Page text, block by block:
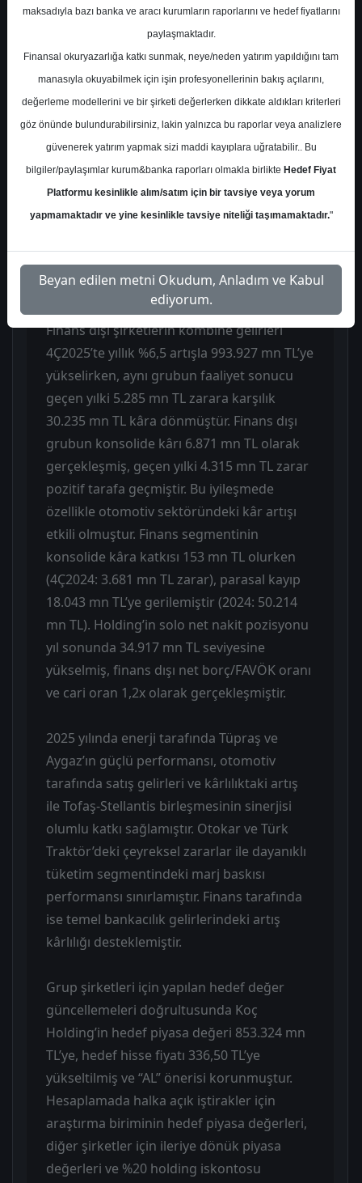
tavsiyesini AL olarak korudu.
Koç Holding, 4Ç2025’te 7.024 mn TL ana
ortaklık net dönem kârı açıklamış ve 4.624
mn TL olan piyasa beklentisinin üzerinde
performans göstermiştir. Geçen yılın aynı
döneminde 7.996 mn TL zarar açıklayan
holding, güçlü son çeyrek katkısıyla 2025
yılını toplam 22.001 mn TL ana ortaklık net
kâr ile tamamlamıştır (2024: 1.709 mn TL
faaliyet gösterilen sektörlerdeki iyileşmeler
kârlılıktaki artışta belirleyici olmuştur.
Finans dışı şirketlerin kombine gelirleri
4Ç2025’te yıllık %6,5 artışla 993.927 mn TL’ye
yükselirken, aynı grubun faaliyet sonucu
geçen yılki 5.285 mn TL zarara karşılık
30.235 mn TL kâra dönmüştür. Finans dışı
grubun konsolide kârı 6.871 mn TL olarak
gerçekleşmiş, geçen yılki 4.315 mn TL zarar
pozitif tarafa geçmiştir. Bu iyileşmede
özellikle otomotiv sektöründeki kâr artışı
etkili olmuştur. Finans segmentinin
konsolide kâra katkısı 153 mn TL olurken
(4Ç2024: 3.681 mn TL zarar), parasal kayıp
18.043 mn TL’ye gerilemiştir (2024: 50.214
mn TL). Holding’in solo net nakit pozisyonu
yıl sonunda 34.917 mn TL seviyesine
yükselmiş, finans dışı net borç/FAVÖK oranı
ve cari oran 1,2x olarak gerçekleşmiştir.
2025 yılında enerji tarafında Tüpraş ve
Aygaz’ın güçlü performansı, otomotiv
tarafında satış gelirleri ve kârlılıktaki artış
ile Tofaş-Stellantis birleşmesinin sinerjisi
olumlu katkı sağlamıştır. Otokar ve Türk
Traktör’deki çeyreksel zararlar ile dayanıklı
tüketim segmentindeki marj baskısı
performansı sınırlamıştır. Finans tarafında
ise temel bankacılık gelirlerindeki artış
kârlılığı desteklemiştir.
Grup şirketleri için yapılan hedef değer
güncellemeleri doğrultusunda Koç
Holding’in hedef piyasa değeri 853.324 mn
TL’ye, hedef hisse fiyatı 336,50 TL’ye
yükseltilmiş ve “AL” önerisi korunmuştur.
Hesaplamada halka açık iştirakler için
araştırma biriminin hedef piyasa değerleri,
diğer şirketler için ileriye dönük piyasa
değerleri ve %20 holding iskontosu
maksadıyla bazı banka ve aracı kurumların raporlarını ve hedef fiyatlarını
paylaşmaktadır.
Finansal okuryazarlığa katkı sunmak, neye/neden yatırım yapıldığını tam
manasıyla okuyabilmek için işin profesyonellerinin bakış açılarını,
değerleme modellerini ve bir şirketi değerlerken dikkate aldıkları kriterleri
göz önünde bulundurabilirsiniz, lakin yalnızca bu raporlar veya analizlere
güvenerek yatırım yapmak sizi maddi kayıplara uğratabilir.. Bu
bilgiler/paylaşımlar kurum&banka raporları olmakla birlikte Hedef Fiyat
Platformu kesinlikle alım/satım için bir tavsiye veya yorum
yapmamaktadır ve yine kesinlikle tavsiye niteliği taşımamaktadır."
Beyan edilen metni Okudum, Anladım ve Kabul
ediyorum.